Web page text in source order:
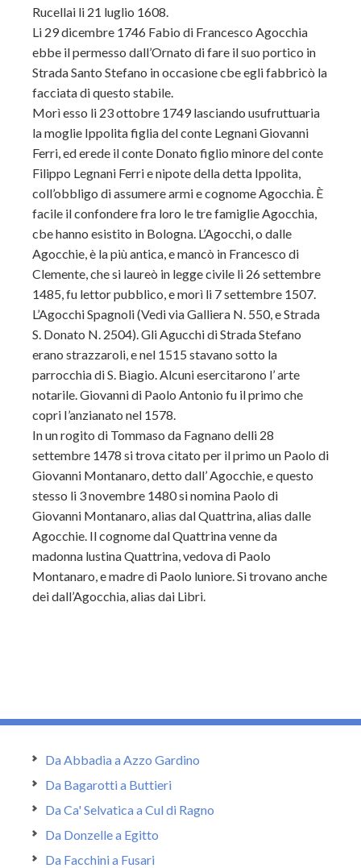
Rucellai li 21 luglio 1608.
Li 29 dicembre 1746 Fabio di Francesco Agocchia
ebbe il permesso dall’Ornato di fare il suo portico in
Strada Santo Stefano in occasione cbe egli fabbricò la
facciata di questo stabile.
Morì esso li 23 ottobre 1749 lasciando usufruttuaria
la moglie Ippolita figlia del conte Legnani Giovanni
Ferri, ed erede il conte Donato figlio minore del conte
Filippo Legnani Ferri e nipote della detta Ippolita,
coll’obbligo di assumere armi e cognome Agocchia. È
facile il confondere fra loro le tre famiglie Agocchia,
cbe hanno esistito in Bologna. L’Agocchi, o dalle
Agocchie, è la più antica, e mancò in Francesco di
Clemente, che si laureò in legge civile li 26 settembre
1485, fu lettor pubblico, e morì li 7 settembre 1507.
L’Agocchi Spagnoli (Vedi via Galliera N. 550, e Strada
S. Donato N. 2504). Gli Agucchi di Strada Stefano
erano strazzaroli, e nel 1515 stavano sotto la
parrocchia di S. Biagio. Alcuni esercitarono l’ arte
notarile. Giovanni di Paolo Antonio fu il primo che
copri I’anzianato nel 1578.
In un rogito di Tommaso da Fagnano delli 28
settembre 1478 si trova citato per il primo un Paolo di
Giovanni Montanaro, detto dall’ Agocchie, e questo
stesso li 3 novembre 1480 si nomina Paolo di
Giovanni Montanaro, alias dal Quattrina, alias dalle
Agocchie. Il cognome dal Quattrina venne da
madonna lustina Quattrina, vedova di Paolo
Montanaro, e madre di Paolo luniore. Si trovano anche
dei dall’Agocchia, alias dai Libri.
Da Abbadia a Azzo Gardino
Da Bagarotti a Buttieri
Da Ca' Selvatica a Cul di Ragno
Da Donzelle a Egitto
Da Facchini a Fusari